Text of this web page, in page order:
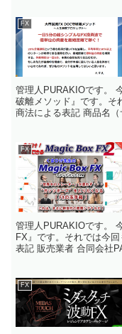
FX
管理人PURAKIOです。
破離メソッド』です。そ
商法による表記 商品名
FX
管理人PURAKIOです。
FX』です。それでは今
表記 販売業者 合同会社
FX